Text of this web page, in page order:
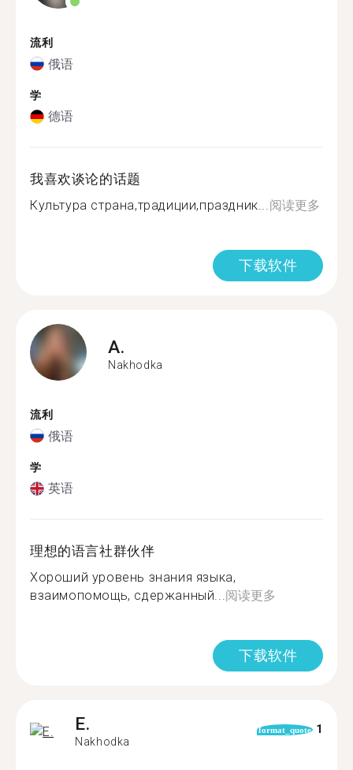
流利
俄语
学
德语
我喜欢谈论的话题
Культура страна,традиции,праздник...阅读更多
下载软件
A.
Nakhodka
流利
俄语
学
英语
理想的语言社群伙伴
Хороший уровень знания языка,
взаимопомощь, сдержанный...阅读更多
下载软件
E.
Nakhodka
format_quote 1